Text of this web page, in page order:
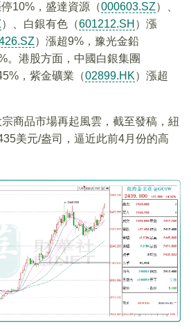
10%，盛達資源（000603.SZ）、
）、白銀有色（601212.SH ）漲
）漲超9%，豫光金鉛
。港股方面，中國白銀集團
，紫金礦業（02899.HK）漲超
商品市場再起風雲，截至發稿，紐
美元/盎司，逼近此前4月份的高